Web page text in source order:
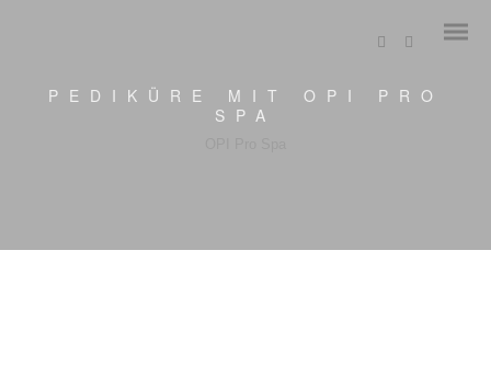
PEDIKÜRE MIT OPI PRO
SPA